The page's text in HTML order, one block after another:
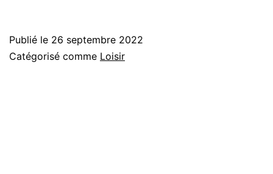
Publié le 26 septembre 2022
Catégorisé comme Loisir